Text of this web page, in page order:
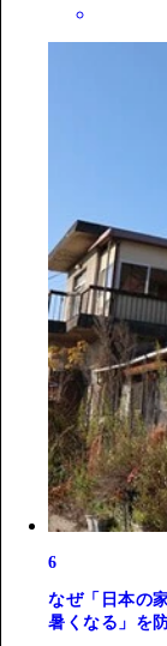
6
なぜ「日本の
暑くなる」を